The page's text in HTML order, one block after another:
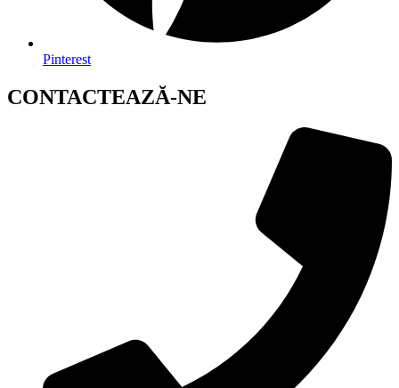
Pinterest
CONTACTEAZĂ-NE